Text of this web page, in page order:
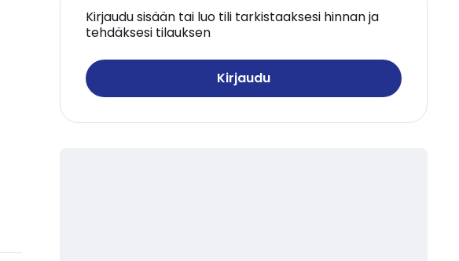
Kirjaudu sisään tai luo tili tarkistaaksesi hinnan ja
tehdäksesi tilauksen
Kirjaudu